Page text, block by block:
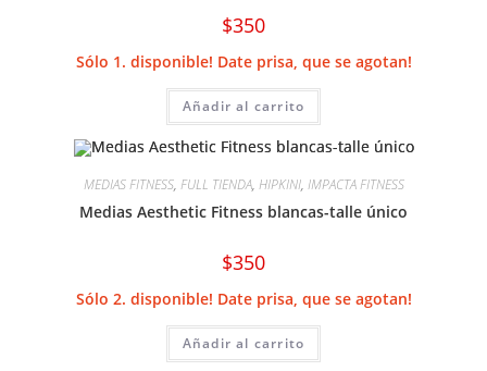
$350
Sólo 1. disponible! Date prisa, que se agotan!
Añadir al carrito
MEDIAS FITNESS, FULL TIENDA, HIPKINI, IMPACTA FITNESS
Medias Aesthetic Fitness blancas-talle único
$350
Sólo 2. disponible! Date prisa, que se agotan!
Añadir al carrito